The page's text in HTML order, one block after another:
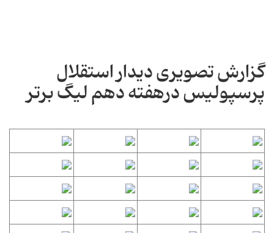
گزارش تصویری دیدار استقلال
پرسپولیس درهفته دهم لیگ برتر